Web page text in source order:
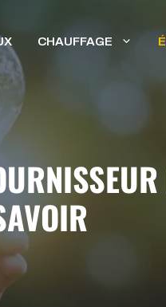
CHAUFFAGE